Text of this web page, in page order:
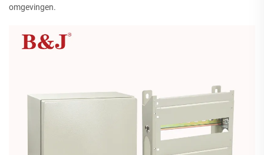
omgevingen.